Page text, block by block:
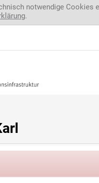
notwendige Cookies
.